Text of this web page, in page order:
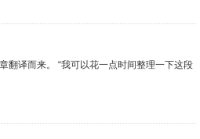
译而来。 “我可以花一点时间整理一下这段